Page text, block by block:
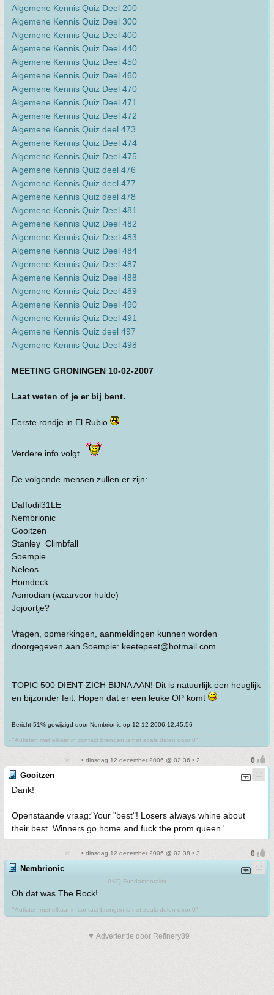
Algemene Kennis Quiz Deel 200
Algemene Kennis Quiz Deel 300
Algemene Kennis Quiz Deel 400
Algemene Kennis Quiz Deel 440
Algemene Kennis Quiz Deel 450
Algemene Kennis Quiz Deel 460
Algemene Kennis Quiz Deel 470
Algemene Kennis Quiz Deel 471
Algemene Kennis Quiz Deel 472
Algemene Kennis Quiz deel 473
Algemene Kennis Quiz Deel 474
Algemene Kennis Quiz Deel 475
Algemene Kennis Quiz deel 476
Algemene Kennis Quiz deel 477
Algemene Kennis Quiz deel 478
Algemene Kennis Quiz Deel 481
Algemene Kennis Quiz Deel 482
Algemene Kennis Quiz Deel 483
Algemene Kennis Quiz Deel 484
Algemene Kennis Quiz Deel 487
Algemene Kennis Quiz Deel 488
Algemene Kennis Quiz Deel 489
Algemene Kennis Quiz Deel 490
Algemene Kennis Quiz Deel 491
Algemene Kennis Quiz deel 497
Algemene Kennis Quiz Deel 498
MEETING GRONINGEN 10-02-2007
Laat weten of je er bij bent.
Eerste rondje in El Rubio
Verdere info volgt
De volgende mensen zullen er zijn:
Daffodil31LE
Nembrionic
Gooitzen
Stanley_Climbfall
Soempie
Neleos
Homdeck
Asmodian (waarvoor hulde)
Jojoortje?
Vragen, opmerkingen, aanmeldingen kunnen worden
doorgegeven aan Soempie: keetepeet@hotmail.com.
TOPIC 500 DIENT ZICH BIJNA AAN! Dit is natuurlijk een heuglijk
en bijzonder feit. Hopen dat er een leuke OP komt
Bericht 51% gewijzigd door Nembrionic op 12-12-2006 12:45:56
- "Autisten met elkaar in contact brengen is net zoals delen door 0"
• dinsdag 12 december 2006 @ 02:36 • 2
Gooitzen
Dank!
Openstaande vraag:'Your "best"! Losers always whine about
their best. Winners go home and fuck the prom queen.'
• dinsdag 12 december 2006 @ 02:38 • 3
Nembrionic
AKQ Fundamentalist
Oh dat was The Rock!
- "Autisten met elkaar in contact brengen is net zoals delen door 0"
▼ Advertentie door Refinery89